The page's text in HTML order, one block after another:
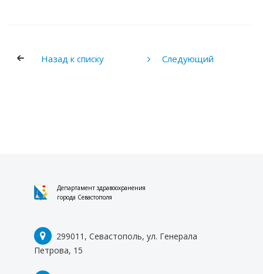
Назад к списку Следующий
Департамент здравоохранения
города Севастополя
299011, Севастополь, ул. Генерала
Петрова, 15